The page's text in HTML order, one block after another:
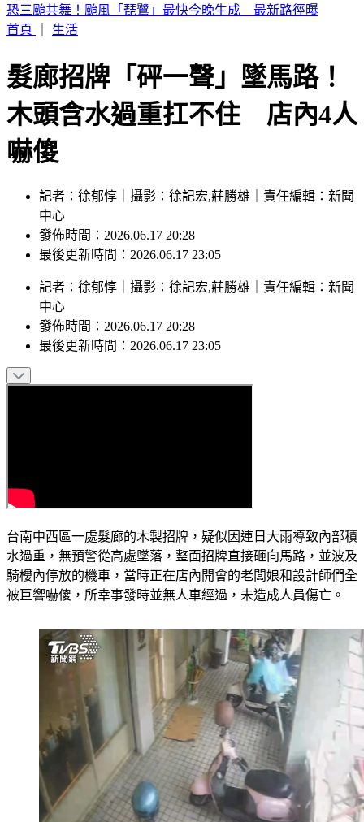
鄭宗哲3打點並列全隊第一！助隊19：0血洗對手 龍仔也繳猛
打賞
髮廊招牌「砰一聲」墜馬路！
木頭含水過重扛不住 店內4人
嚇傻
記者：徐郁惇｜攝影：徐記宏,莊勝雄｜責任編輯：新聞
中心
發佈時間：2026.06.17 20:28
記者
中心
發佈時間：2026.06.17 20:28
台南中西區一處髮廊的木製招牌，疑似因連日大雨導致內部積
水過重，無預警從高處墜落，整面招牌直接砸向馬路，並波及
騎樓內停放的機車，當時正在店內開會的老闆娘和設計師們全